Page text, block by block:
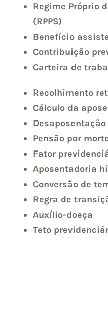
Regime Próprio
(RPPS)
Benefício
Contribuição
Carteira de
Recolhimento
Cálculo da
Desaposentação
Pensão por
Fator
Aposentadoria
Conversão de
Regra de
Auxílio-doeça
Teto